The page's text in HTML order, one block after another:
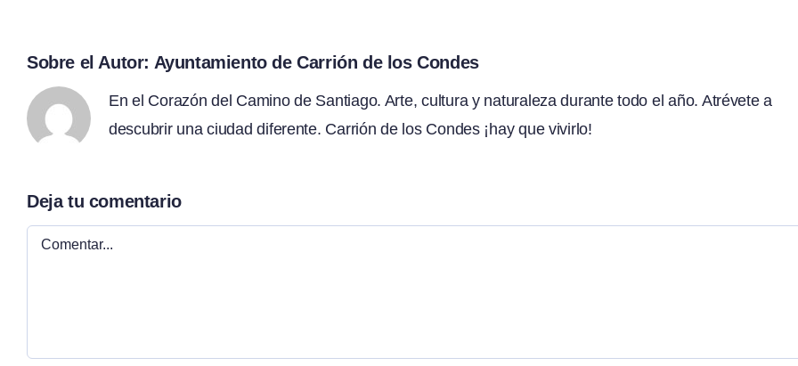
Sobre el Autor: Ayuntamiento de Carrión de los Condes
En el Corazón del Camino de Santiago. Arte, cultura y naturaleza durante todo el año. Atrévete a
descubrir una ciudad diferente. Carrión de los Condes ¡hay que vivirlo!
Deja tu comentario
Comentar